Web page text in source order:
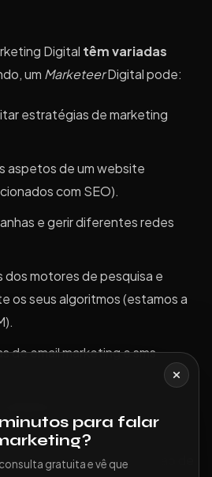
Digital têm variadas
um MarketeerDigital pode:
estratégias de marketing
aspetos de um website
com SEO).
e gerir diferentes redes
dos motores de pesquisa e
os seus algoritmos (estamos a
de email marketing e sms
online (anúncios
da sua empresa com criação de
minutos para falar
gratuita e vê que